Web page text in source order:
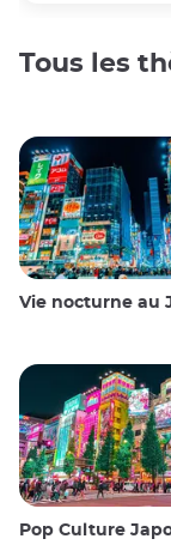
Tous les
Vie nocturne au Japon :
Pop Culture